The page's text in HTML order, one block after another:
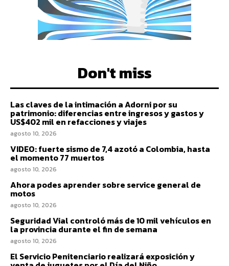
Don't miss
Las claves de la intimación a Adorni por su
patrimonio: diferencias entre ingresos y gastos y
US$402 mil en refacciones y viajes
agosto 10, 2026
VIDEO: fuerte sismo de 7,4 azotó a Colombia, hasta
el momento 77 muertos
agosto 10, 2026
Ahora podes aprender sobre service general de
motos
agosto 10, 2026
Seguridad Vial controló más de 10 mil vehículos en
la provincia durante el fin de semana
agosto 10, 2026
El Servicio Penitenciario realizará exposición y